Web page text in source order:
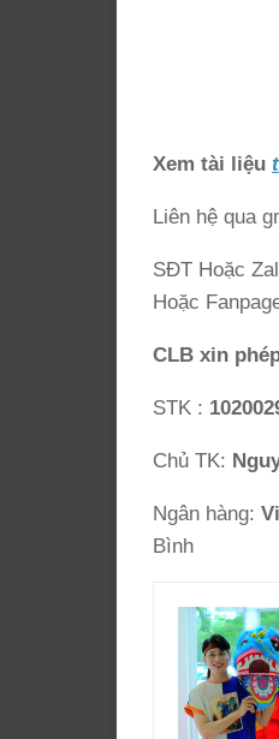
Xem tài liệu
Liên hệ qua
SĐT Hoặc
Hoặc
CLB xin
STK :
Chủ TK:
Ngân hàng:
Bình